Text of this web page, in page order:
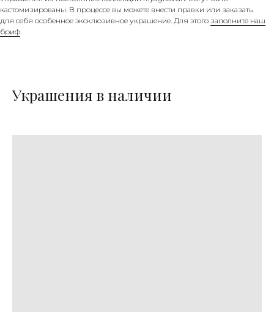
кастомизированы. В процессе вы можете внести правки или заказать
для себя особенное эксклюзивное украшение. Для этого заполните наш
бриф.
Украшения в наличии